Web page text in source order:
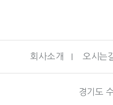
회사소개 I 오시는
경기도